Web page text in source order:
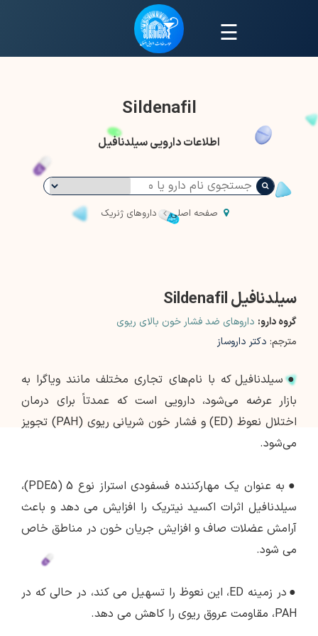
☰
Sildenafil
اطلاعات دارویی سیلدنافیل
صفحه اصلی داروهای ژنریک
سیلدنافیل Sildenafil
گروه دارو: داروهای ضد فشار خون بالای ریوی
مترجم: دکتر داروساز
●سیلدنافیل که با نام‌های تجاری مختلف مانند ویاگرا به
بازار عرضه می‌شود، دارویی است که عمدتاً برای درمان
اختلال نعوظ (ED) و فشار خون شریانی ریوی (PAH) تجویز
می‌شود.
●
به عنوان یک مهارکننده فسفودی استراز نوع 5 (PDE5)،
سیلدنافیل اثرات اکسید نیتریک را افزایش می دهد و باعث
آرامش عضلات صاف و افزایش جریان خون در مناطق خاص
می شود.
●
در زمینه ED، این نعوظ را تسهیل می کند، در حالی که در
PAH، مقاومت عروق ریوی را کاهش می دهد.